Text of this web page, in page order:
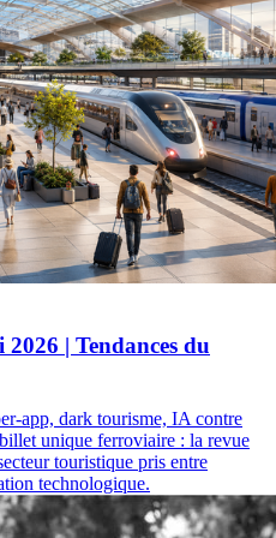
| Tendances du
app, dark tourisme, IA contre
unique ferroviaire : la revue
touristique pris entre
technologique.